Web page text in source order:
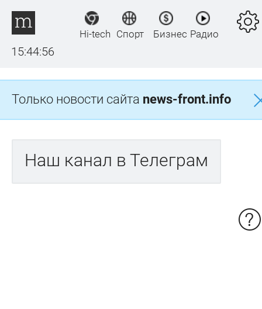
15:44:56
Hi-tech Спорт Бизнес Радио
Только новости сайта news-front.info
Наш канал в Телеграм